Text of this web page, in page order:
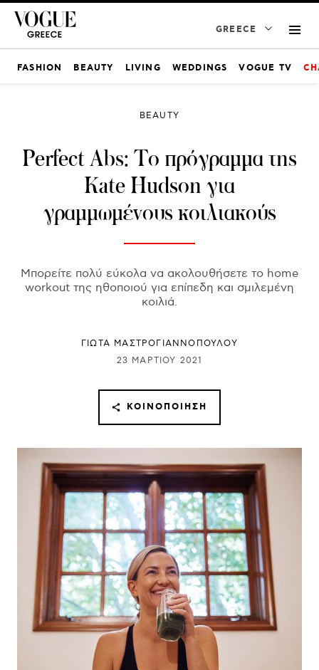
GREECE
FASHION BEAUTY LIVING WEDDINGS VOGUE TV
BEAUTY
Perfect Abs: Το πρόγραμμα της
Kate Hudson για
γραμμωμένους κοιλιακούς
Μπορείτε πολύ εύκολα να ακολουθήσετε το home
workout της ηθοποιού για επίπεδη και σμιλεμένη
κοιλιά.
ΓΙΩΤΑ ΜΑΣΤΡΟΓΙΑΝΝΟΠΟΥΛΟΥ
23 ΜΑΡΤΊΟΥ 2021
ΚΟΙΝΟΠΟΊΗΣΗ